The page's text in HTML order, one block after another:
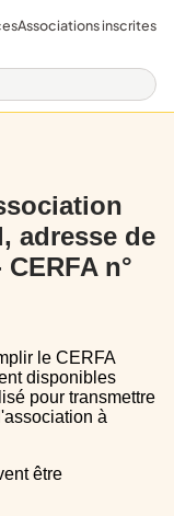
Associations inscrites
adresse de
n°
disponibles
pour transmettre
à